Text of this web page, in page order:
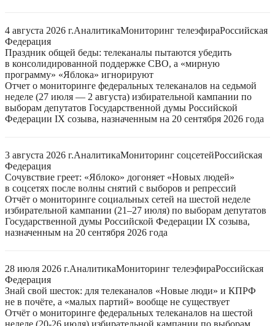
4 августа 2026 г.АналитикаМониторинг телеэфираРоссийская
Федерация
Праздник общей беды: телеканалы пытаются убедить
в консолидированной поддержке СВО, а «мирную
программу» «Яблока» игнорируют
Отчет о мониторинге федеральных телеканалов на седьмой
неделе (27 июля — 2 августа) избирательной кампании по
выборам депутатов Государственной думы Российской
Федерации IX созыва, назначенным на 20 сентября 2026 года
3 августа 2026 г.АналитикаМониторинг соцсетейРоссийская
Федерация
Сочувствие греет: «Яблоко» догоняет «Новых людей»
в соцсетях после волны снятий с выборов и репрессий
Отчёт о мониторинге социальных сетей на шестой неделе
избирательной кампании (21–27 июля) по выборам депутатов
Государственной думы Российской Федерации IX созыва,
назначенным на 20 сентября 2026 года
28 июля 2026 г.АналитикаМониторинг телеэфираРоссийская
Федерация
Знай свой шесток: для телеканалов «Новые люди» и КПРФ
не в почёте, а «малых партий» вообще не существует
Отчёт о мониторинге федеральных телеканалов на шестой
неделе (20-26 июля) избирательной кампании по выборам